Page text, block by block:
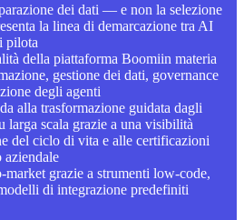
dei dati — e non la selezione
la linea di demarcazione tra AI
pilota
della piattaforma Boomiin materia
gestione dei dati, governance
degli agenti
alla trasformazione guidata dagli
larga scala grazie a una visibilità
del ciclo di vita e alle certificazioni
market grazie a strumenti low-code,
di integrazione predefiniti